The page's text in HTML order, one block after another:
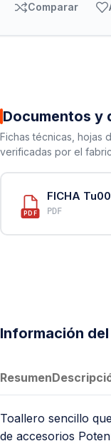
Comparar
Documentos y
Fichas técnicas, hojas
verificadas por el
PDF
FICHA
PDF
Información
Resumen
Toallero sencillo
de accesorios